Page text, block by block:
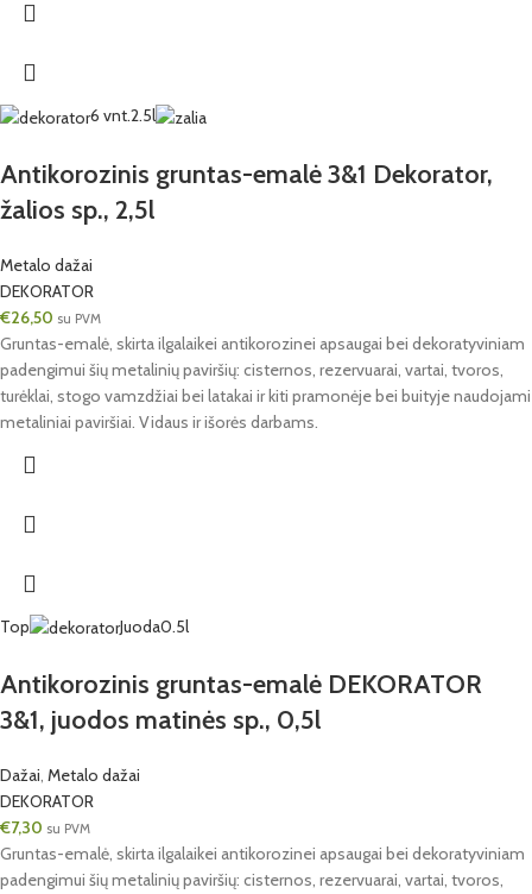
6 vnt.2.5l
Antikorozinis gruntas-emalė 3&1 Dekorator,
žalios sp., 2,5l
Metalo dažai
DEKORATOR
€26,50 su PVM
Gruntas-emalė, skirta ilgalaikei antikorozinei apsaugai bei dekoratyviniam
padengimui šių metalinių paviršių: cisternos, rezervuarai, vartai, tvoros,
turėklai, stogo vamzdžiai bei latakai ir kiti pramonėje bei buityje naudojami
metaliniai paviršiai. Vidaus ir išorės darbams.
Top Juoda0.5l
Antikorozinis gruntas-emalė DEKORATOR
3&1, juodos matinės sp., 0,5l
Dažai, Metalo dažai
DEKORATOR
€7,30 su PVM
Gruntas-emalė, skirta ilgalaikei antikorozinei apsaugai bei dekoratyviniam
padengimui šių metalinių paviršių: cisternos, rezervuarai, vartai, tvoros,